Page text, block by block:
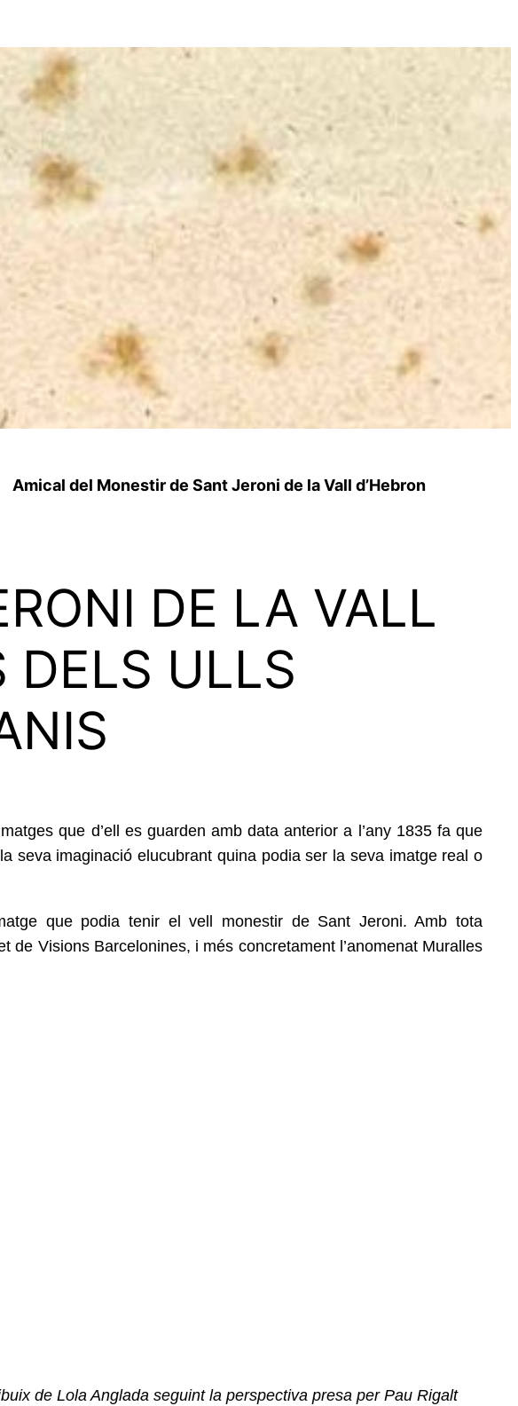
Amical del Monestir de Sant Jeroni de la Vall d’Hebron
DE LA VALL
DELS ULLS
que d’ell es guarden amb data anterior a l’any 1835 fa que
la seva imaginació elucubrant quina podia ser la seva imatge real o
que podia tenir el vell monestir de Sant Jeroni. Amb tota
de Visions Barcelonines, i més concretament l’anomenat Muralles
de Lola Anglada seguint la perspectiva presa per Pau Rigalt